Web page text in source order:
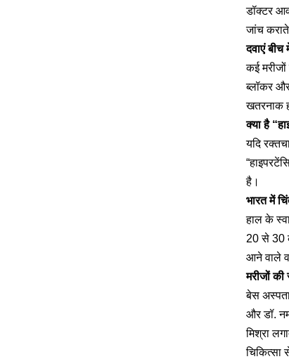
डॉक्टर
जांच
दवाएं
कई
ब्लॉकर
खतरनाक
क्या है
यदि
है।
भारत में
हाल के
20 से 30
आने वाले
मरीजों की
बेस
और डॉ.
मिश्रा
चिकित्सा